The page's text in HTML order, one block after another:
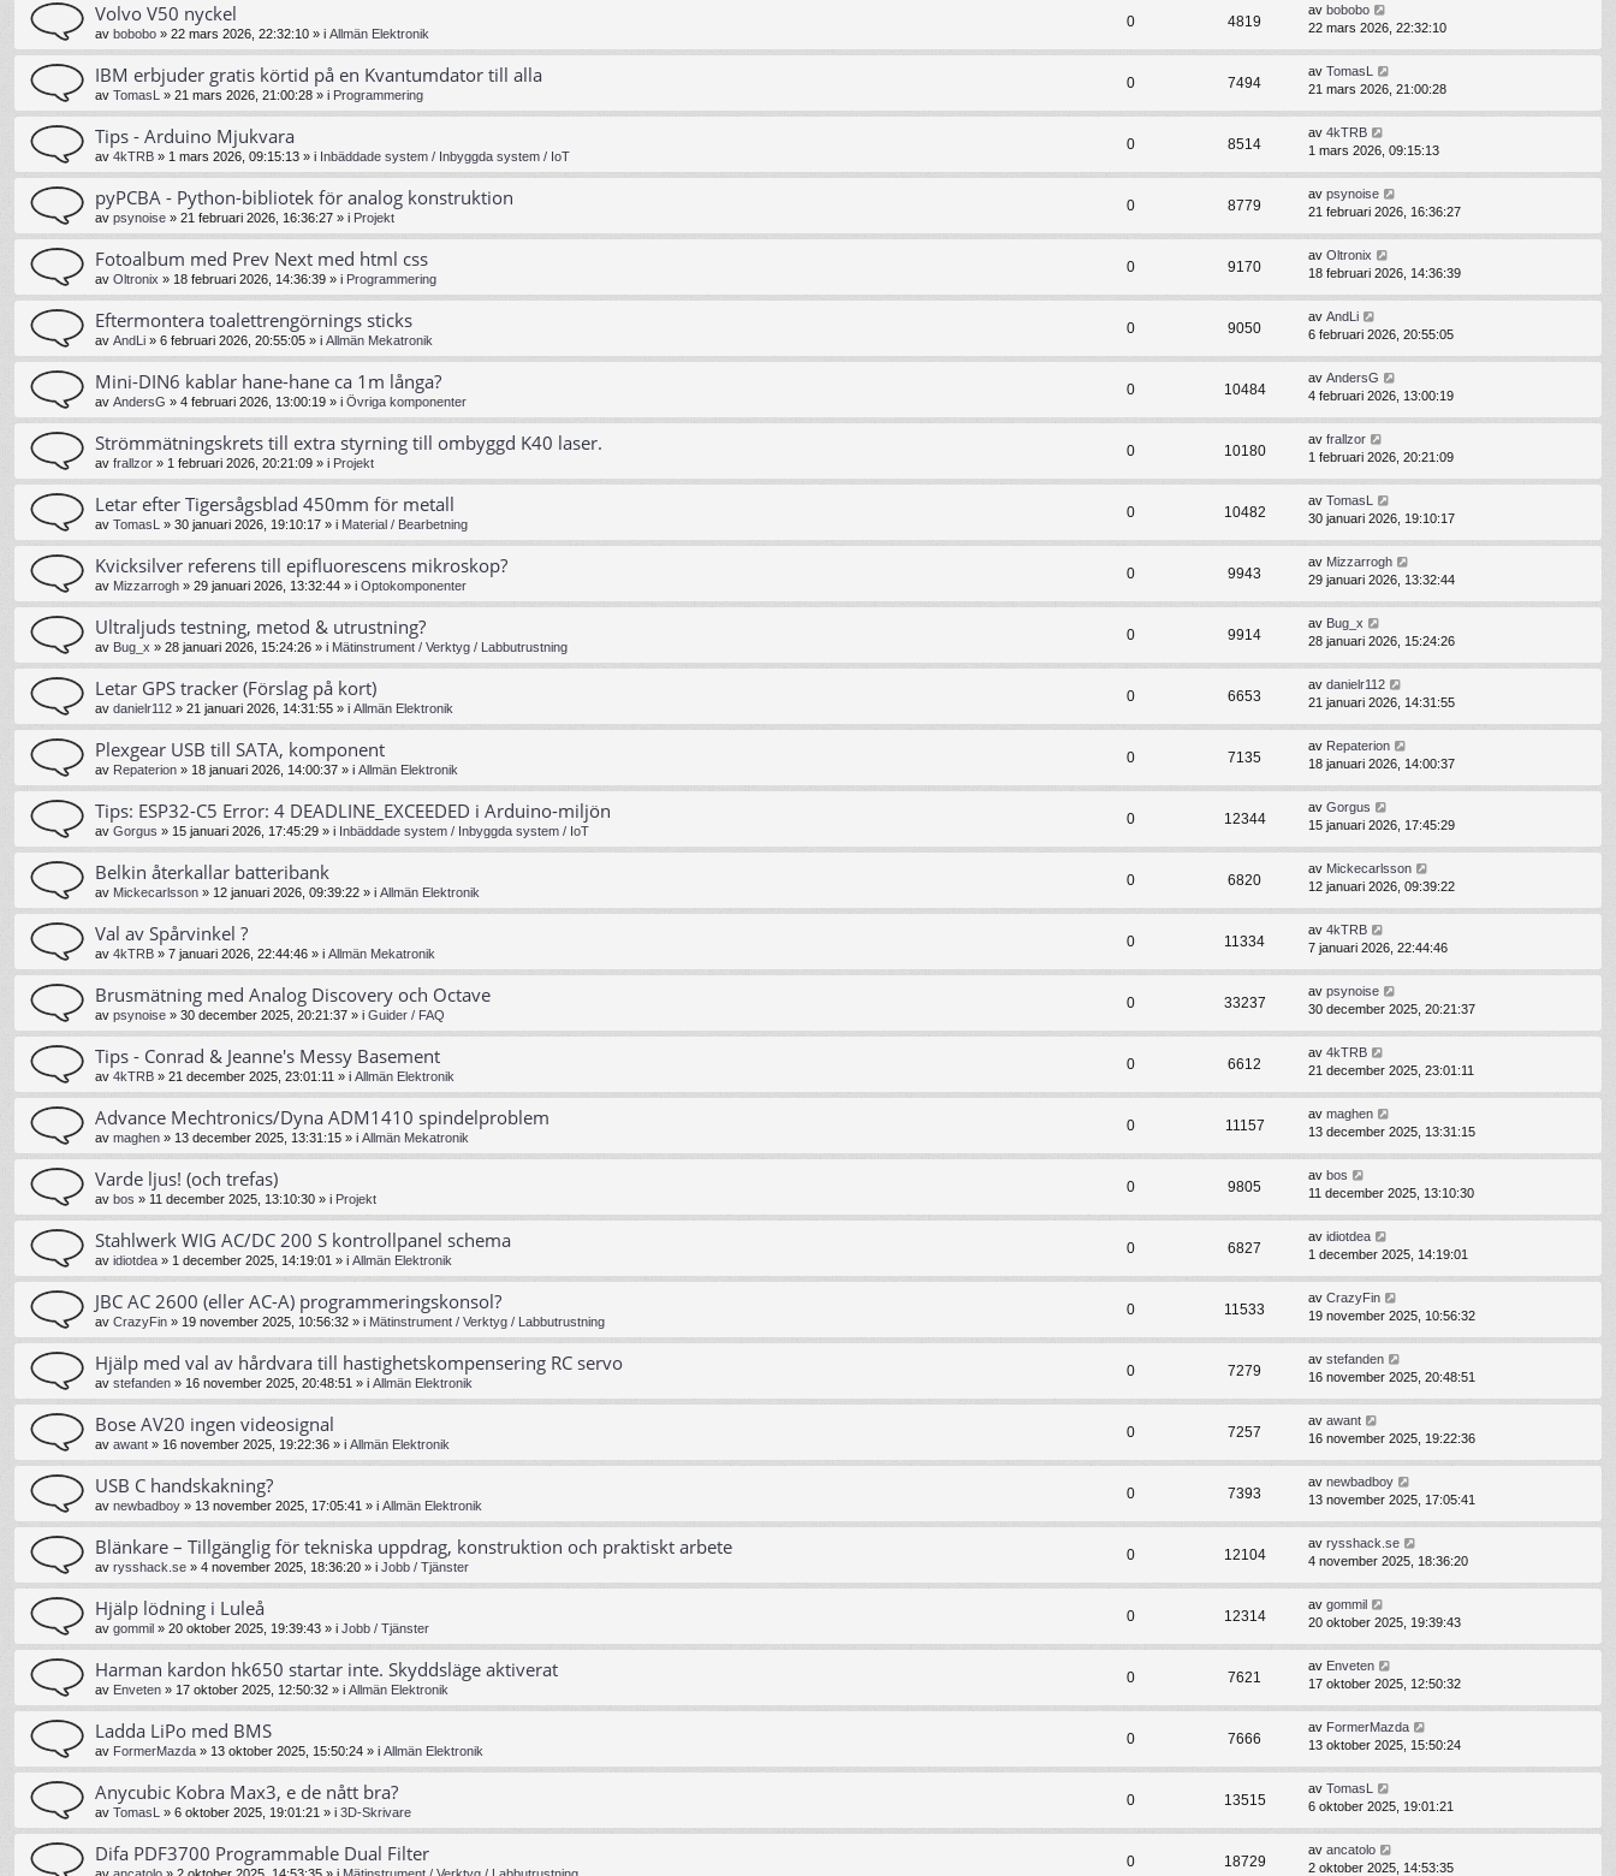
Volvo V50 nyckel
av bobobo » 22 mars 2026, 22:32:10 » i Allmän Elektronik
0 4819
av bobobo
22 mars 2026, 22:32:10
IBM erbjuder gratis körtid på en Kvantumdator till alla
av TomasL » 21 mars 2026, 21:00:28 » i Programmering
0 7494
av TomasL
21 mars 2026, 21:00:28
Tips - Arduino Mjukvara
av 4kTRB » 1 mars 2026, 09:15:13 » i Inbäddade system / Inbyggda system / IoT
0 8514
av 4kTRB
1 mars 2026, 09:15:13
pyPCBA - Python-bibliotek för analog konstruktion
av psynoise » 21 februari 2026, 16:36:27 » i Projekt
0 8779
av psynoise
21 februari 2026, 16:36:27
Fotoalbum med Prev Next med html css
av Oltronix » 18 februari 2026, 14:36:39 » i Programmering
0 9170
av Oltronix
18 februari 2026, 14:36:39
Eftermontera toalettrengörnings sticks
av AndLi » 6 februari 2026, 20:55:05 » i Allmän Mekatronik
0 9050
av AndLi
6 februari 2026, 20:55:05
Mini-DIN6 kablar hane-hane ca 1m långa?
av AndersG » 4 februari 2026, 13:00:19 » i Övriga komponenter
0 10484
av AndersG
4 februari 2026, 13:00:19
Strömmätningskrets till extra styrning till ombyggd K40 laser.
av frallzor » 1 februari 2026, 20:21:09 » i Projekt
0 10180
av frallzor
1 februari 2026, 20:21:09
Letar efter Tigersågsblad 450mm för metall
av TomasL » 30 januari 2026, 19:10:17 » i Material / Bearbetning
0 10482
av TomasL
30 januari 2026, 19:10:17
Kvicksilver referens till epifluorescens mikroskop?
av Mizzarrogh » 29 januari 2026, 13:32:44 » i Optokomponenter
0 9943
av Mizzarrogh
29 januari 2026, 13:32:44
Ultraljuds testning, metod & utrustning?
av Bug_x » 28 januari 2026, 15:24:26 » i Mätinstrument / Verktyg / Labbutrustning
0 9914
av Bug_x
28 januari 2026, 15:24:26
Letar GPS tracker (Förslag på kort)
av danielr112 » 21 januari 2026, 14:31:55 » i Allmän Elektronik
0 6653
av danielr112
21 januari 2026, 14:31:55
Plexgear USB till SATA, komponent
av Repaterion » 18 januari 2026, 14:00:37 » i Allmän Elektronik
0 7135
av Repaterion
18 januari 2026, 14:00:37
Tips: ESP32-C5 Error: 4 DEADLINE_EXCEEDED i Arduino-miljön
av Gorgus » 15 januari 2026, 17:45:29 » i Inbäddade system / Inbyggda system / IoT
0 12344
av Gorgus
15 januari 2026, 17:45:29
Belkin återkallar batteribank
av Mickecarlsson » 12 januari 2026, 09:39:22 » i Allmän Elektronik
0 6820
av Mickecarlsson
12 januari 2026, 09:39:22
Val av Spårvinkel ?
av 4kTRB » 7 januari 2026, 22:44:46 » i Allmän Mekatronik
0 11334
av 4kTRB
7 januari 2026, 22:44:46
Brusmätning med Analog Discovery och Octave
av psynoise » 30 december 2025, 20:21:37 » i Guider / FAQ
0 33237
av psynoise
30 december 2025, 20:21:37
Tips - Conrad & Jeanne's Messy Basement
av 4kTRB » 21 december 2025, 23:01:11 » i Allmän Elektronik
0 6612
av 4kTRB
21 december 2025, 23:01:11
Advance Mechtronics/Dyna ADM1410 spindelproblem
av maghen » 13 december 2025, 13:31:15 » i Allmän Mekatronik
0 11157
av maghen
13 december 2025, 13:31:15
Varde ljus! (och trefas)
av bos » 11 december 2025, 13:10:30 » i Projekt
0 9805
av bos
11 december 2025, 13:10:30
Stahlwerk WIG AC/DC 200 S kontrollpanel schema
av idiotdea » 1 december 2025, 14:19:01 » i Allmän Elektronik
0 6827
av idiotdea
1 december 2025, 14:19:01
JBC AC 2600 (eller AC-A) programmeringskonsol?
av CrazyFin » 19 november 2025, 10:56:32 » i Mätinstrument / Verktyg / Labbutrustning
0 11533
av CrazyFin
19 november 2025, 10:56:32
Hjälp med val av hårdvara till hastighetskompensering RC servo
av stefanden » 16 november 2025, 20:48:51 » i Allmän Elektronik
0 7279
av stefanden
16 november 2025, 20:48:51
Bose AV20 ingen videosignal
av awant » 16 november 2025, 19:22:36 » i Allmän Elektronik
0 7257
av awant
16 november 2025, 19:22:36
USB C handskakning?
av newbadboy » 13 november 2025, 17:05:41 » i Allmän Elektronik
0 7393
av newbadboy
13 november 2025, 17:05:41
Blänkare – Tillgänglig för tekniska uppdrag, konstruktion och praktiskt arbete
av rysshack.se » 4 november 2025, 18:36:20 » i Jobb / Tjänster
0 12104
av rysshack.se
4 november 2025, 18:36:20
Hjälp lödning i Luleå
av gommil » 20 oktober 2025, 19:39:43 » i Jobb / Tjänster
0 12314
av gommil
20 oktober 2025, 19:39:43
Harman kardon hk650 startar inte. Skyddsläge aktiverat
av Enveten » 17 oktober 2025, 12:50:32 » i Allmän Elektronik
0 7621
av Enveten
17 oktober 2025, 12:50:32
Ladda LiPo med BMS
av FormerMazda » 13 oktober 2025, 15:50:24 » i Allmän Elektronik
0 7666
av FormerMazda
13 oktober 2025, 15:50:24
Anycubic Kobra Max3, e de nått bra?
av TomasL » 6 oktober 2025, 19:01:21 » i 3D-Skrivare
0 13515
av TomasL
6 oktober 2025, 19:01:21
Difa PDF3700 Programmable Dual Filter 0 18729
av ancatolo
2 oktober 2025, 14:53:35